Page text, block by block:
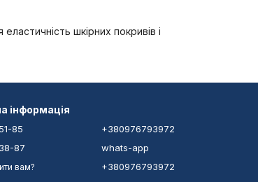
шкірних покривів і
інформація
85
87
вам?
+380976793972
whats-app
+380976793972